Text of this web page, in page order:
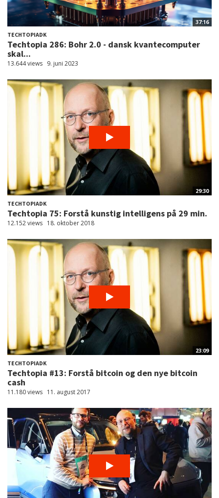
37:16
TECHTOPIADK
Techtopia 286: Bohr 2.0 - dansk kvantecomputer
skal...
13.644 views 9. juni 2023
29:30
TECHTOPIADK
Techtopia 75: Forstå kunstig intelligens på 29 min.
12.152 views 18. oktober 2018
23:09
TECHTOPIADK
Techtopia #13: Forstå bitcoin og den nye bitcoin
cash
11.180 views 11. august 2017